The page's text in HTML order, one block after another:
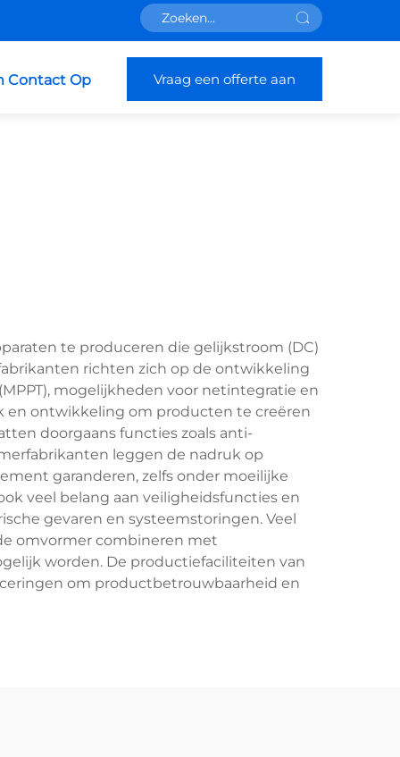
Contact Op Vraag een offerte aan
te produceren die gelijkstroom (DC)
richten zich op de ontwikkeling
mogelijkheden voor netintegratie en
en ontwikkeling om producten te creëren
doorgaans functies zoals anti-
leggen de nadruk op
garanderen, zelfs onder moeilijke
veel belang aan veiligheidsfuncties en
gevaren en systeemstoringen. Veel
omvormer combineren met
worden. De productiefaciliteiten van
om productbetrouwbaarheid en